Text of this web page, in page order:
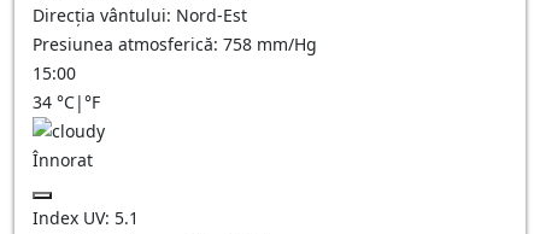
Direcția vântului: Nord-Est
Presiunea atmosferică: 758 mm/Hg
15:00
34 °C|°F
Înnorat
Index UV: 5.1